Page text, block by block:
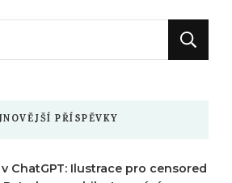
PŘÍSPĚVKY
v ChatGPT: Ilustrace pro censored